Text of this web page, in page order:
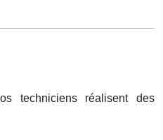
techniciens réalisent des